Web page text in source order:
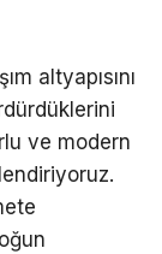
altyapısını
ve modern